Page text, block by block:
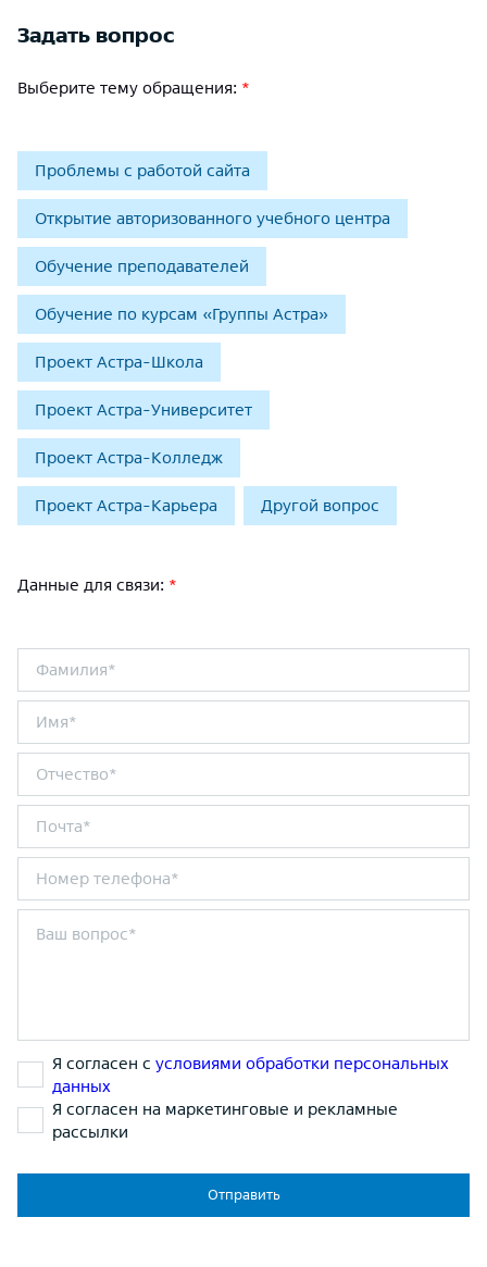
Задать вопрос
Выберите тему обращения: *
Проблемы с работой сайта
Открытие авторизованного учебного центра
Обучение преподавателей
Обучение по курсам «Группы Астра»
Проект Астра-Школа
Проект Астра-Университет
Проект Астра-Колледж
Проект Астра-Карьера Другой вопрос
Данные для связи: *
Я согласен с условиями обработки персональных
данных
Я согласен на маркетинговые и рекламные
рассылки
Отправить